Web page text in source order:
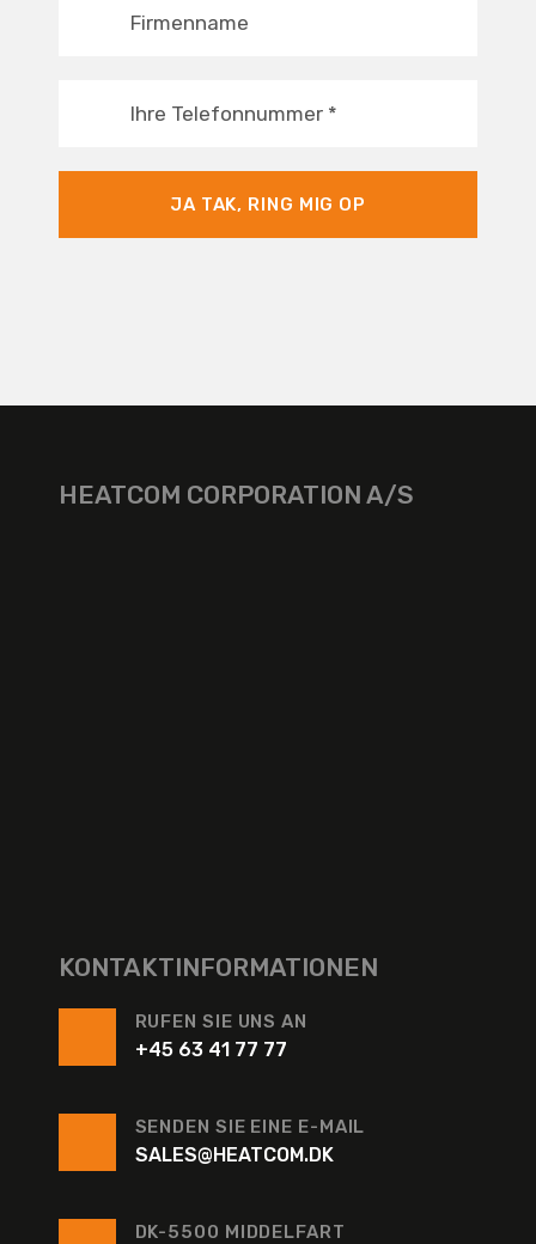
Firmenname
Ihre Telefonnummer *
JA TAK, RING MIG OP
HEATCOM CORPORATION A/S
KONTAKTINFORMATIONEN
RUFEN SIE UNS AN
+45 63 41 77 77
SENDEN SIE EINE E-MAIL
SALES@HEATCOM.DK
DK-5500 MIDDELFART